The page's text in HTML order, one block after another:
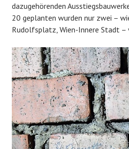
dazugehörenden
20 geplanten wurden nur zwei –
Rudolfsplatz, Wien-Innere Stadt –